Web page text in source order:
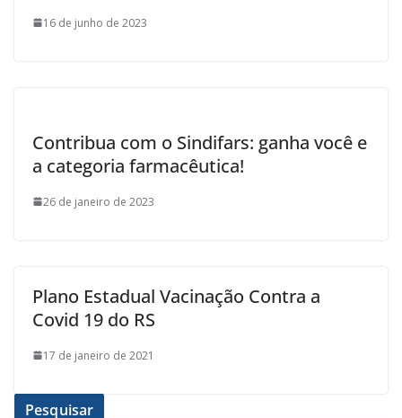
16 de junho de 2023
Contribua com o Sindifars: ganha você e
a categoria farmacêutica!
26 de janeiro de 2023
Plano Estadual Vacinação Contra a
Covid 19 do RS
17 de janeiro de 2021
Pesquisar